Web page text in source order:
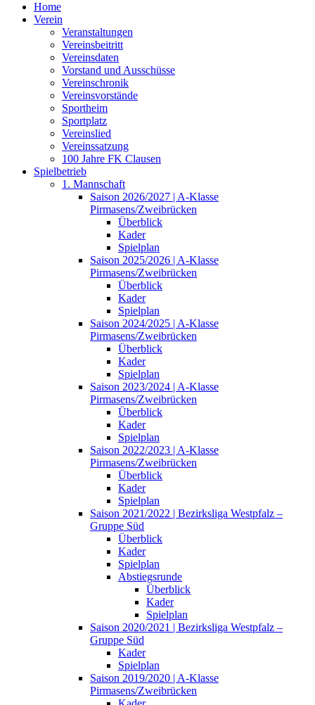
Home
Verein
Veranstaltungen
Vereinsbeitritt
Vereinsdaten
Vorstand und Ausschüsse
Vereinschronik
Vereinsvorstände
Sportheim
Sportplatz
Vereinslied
Vereinssatzung
100 Jahre FK Clausen
Spielbetrieb
1. Mannschaft
Saison 2026/2027 | A-Klasse
Pirmasens/Zweibrücken
Überblick
Kader
Spielplan
Saison 2025/2026 | A-Klasse
Pirmasens/Zweibrücken
Überblick
Kader
Spielplan
Saison 2024/2025 | A-Klasse
Pirmasens/Zweibrücken
Überblick
Kader
Spielplan
Saison 2023/2024 | A-Klasse
Pirmasens/Zweibrücken
Überblick
Kader
Spielplan
Saison 2022/2023 | A-Klasse
Pirmasens/Zweibrücken
Überblick
Kader
Spielplan
Saison 2021/2022 | Bezirksliga Westpfalz –
Gruppe Süd
Überblick
Kader
Spielplan
Abstiegsrunde
Überblick
Kader
Spielplan
Saison 2020/2021 | Bezirksliga Westpfalz –
Gruppe Süd
Kader
Spielplan
Saison 2019/2020 | A-Klasse
Pirmasens/Zweibrücken